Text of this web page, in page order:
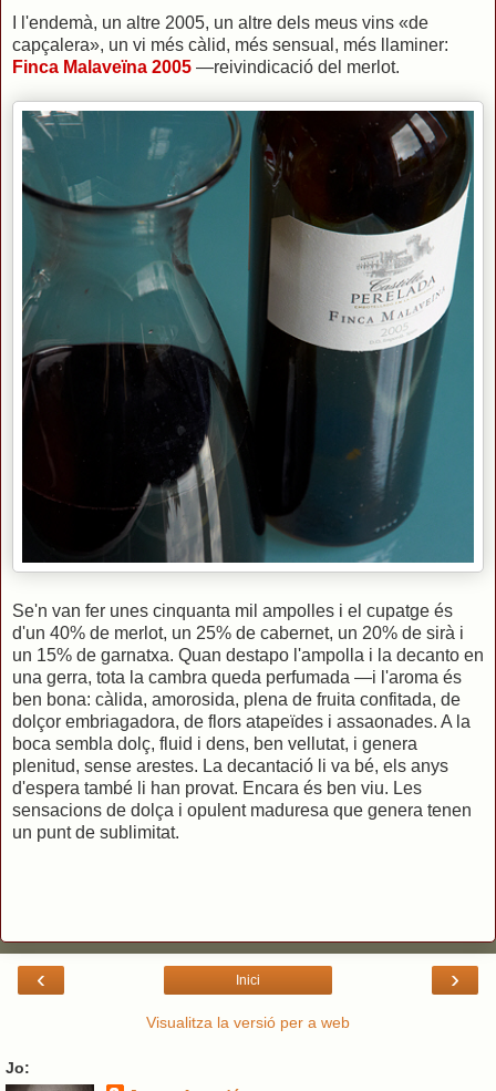
I l'endemà, un altre 2005, un altre dels meus vins «de
capçalera», un vi més càlid, més sensual, més llaminer:
Finca Malaveïna 2005 —reivindicació del merlot.
Se'n van fer unes cinquanta mil ampolles i el cupatge és
d'un 40% de merlot, un 25% de cabernet, un 20% de sirà i
un 15% de garnatxa. Quan destapo l'ampolla i la decanto en
una gerra, tota la cambra queda perfumada —i l'aroma és
ben bona: càlida, amorosida, plena de fruita confitada, de
dolçor embriagadora, de flors atapeïdes i assaonades. A la
boca sembla dolç, fluid i dens, ben vellutat, i genera
plenitud, sense arestes. La decantació li va bé, els anys
d'espera també li han provat. Encara és ben viu. Les
sensacions de dolça i opulent maduresa que genera tenen
un punt de sublimitat.
‹ ›
Inici
Visualitza la versió per a web
Jo: